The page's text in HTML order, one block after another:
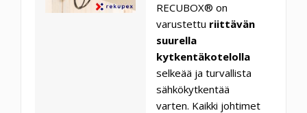
RECUBOX® on
varustettu riittävän
suurella
kytkentäkotelolla
selkeää ja turvallista
sähkökytkentää
varten. Kaikki johtimet